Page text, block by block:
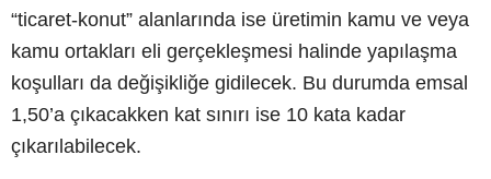
“ticaret-konut” alanlarında ise üretimin kamu ve veya
kamu ortakları eli gerçekleşmesi halinde yapılaşma
koşulları da değişikliğe gidilecek. Bu durumda emsal
1,50’a çıkacakken kat sınırı ise 10 kata kadar
çıkarılabilecek.